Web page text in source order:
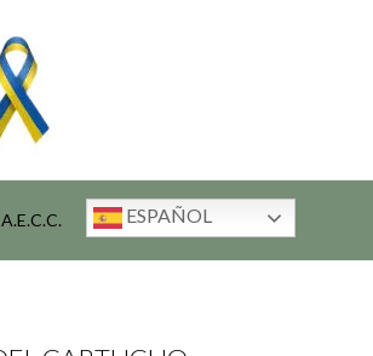
ESPAÑOL